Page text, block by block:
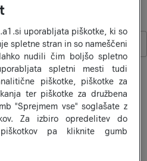
Priljubljeno
Znamka:
XIAOMI
EU pametna vtičnica xiaomi
Smart Plug 2
Na zalogi
uporabljata piškotke, ki so
spletne stran in so nameščeni
nudili čim boljšo spletno
spletni mesti tudi
piškotke, piškotke za
ter piškotke za družbena
"Sprejmem vse" soglašate z
Za izbiro opredelitev do
pa kliknite gumb